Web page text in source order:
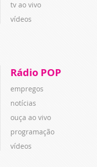
tv ao vivo
vídeos
Rádio POP
empregos
notícias
ouça ao vivo
programação
vídeos